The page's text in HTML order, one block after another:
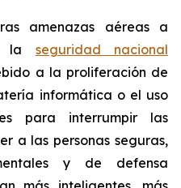
amenazas aéreas a
la seguridad nacional
a la proliferación de
informática o el uso
para interrumpir las
a las personas seguras,
y de defensa